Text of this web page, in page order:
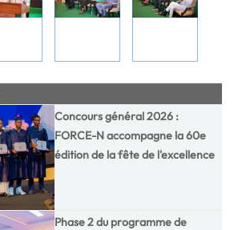
Concours général 2026 :
FORCE-N accompagne la 60e
édition de la fête de l'excellence
Phase 2 du programme de